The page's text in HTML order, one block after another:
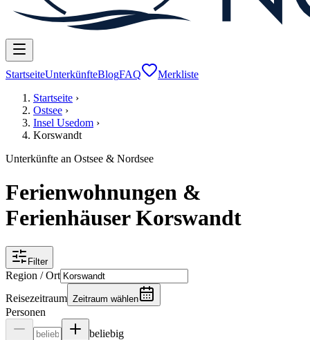
StartseiteUnterkünfteBlogFAQ
Merkliste
Startseite ›
Ostsee ›
Insel Usedom ›
Korswandt
Unterkünfte an Ostsee & Nordsee
Ferienwohnungen &
Ferienhäuser Korswandt
Filter
Region / Ort
Reisezeitraum Zeitraum wählen
Personen
beliebig